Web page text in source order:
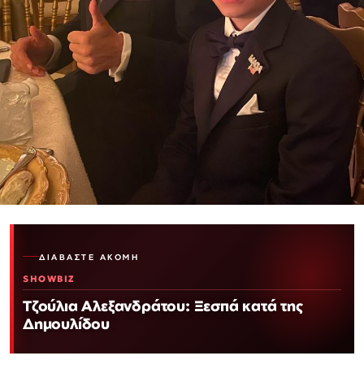
ΔΙΑΒΆΣΤΕ ΑΚΌΜΗ
SHOWBIZ
Τζούλια Αλεξανδράτου: Ξεσπά κατά της
Δημουλίδου